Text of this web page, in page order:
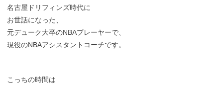
名古屋ドリフィンズ時代に
お世話になった、
元デューク大卒のNBAプレーヤーで、
現役のNBAアシスタントコーチです。
こっちの時間は